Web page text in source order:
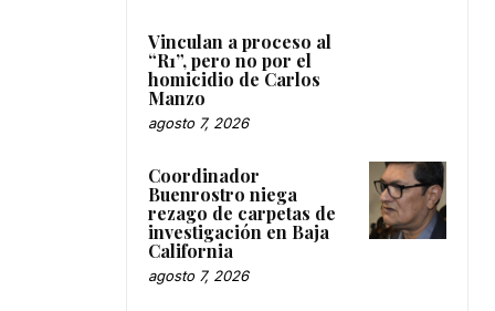
Vinculan a proceso al
“R1”, pero no por el
homicidio de Carlos
Manzo
agosto 7, 2026
Coordinador
Buenrostro niega
rezago de carpetas de
investigación en Baja
California
agosto 7, 2026